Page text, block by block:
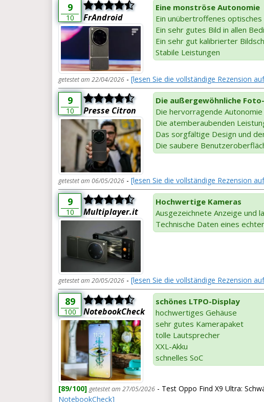
9
10 FrAndroid
Eine monströse Autonomie
Ein unübertroffenes
Ein sehr gutes Bild in allen
Ein sehr gut kalibrierter
Stabile Leistungen
getestet am 22/04/2026 - [lesen Sie die vollständige Rezension
9
10 Presse Citron
Die außergewöhnliche
Die hervorragende
Die atemberaubenden
Das sorgfältige Design und
Die saubere
getestet am 06/05/2026 - [lesen Sie die vollständige Rezension
9
10 Multiplayer.it
Hochwertige Kameras
Ausgezeichnete Anzeige und
Technische Daten eines
getestet am 20/05/2026 - [lesen Sie die vollständige Rezension
89
100 NotebookCheck
schönes LTPO-Display
hochwertiges Gehäuse
sehr gutes Kamerapaket
tolle Lautsprecher
XXL-Akku
schnelles SoC
[89/100] getestet am 27/05/2026 - Test Oppo Find X9 Ultra:
NotebookCheck]